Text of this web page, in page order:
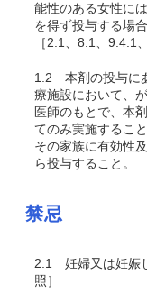
能性のある女性に
を得ず投与する場
［2.1、8.1、9.4.1
1.2 本剤の投与に
療施設において、
医師のもとで、本
てのみ実施するこ
その家族に有効性
ら投与すること。
禁忌
2.1
妊婦又は妊娠
照］